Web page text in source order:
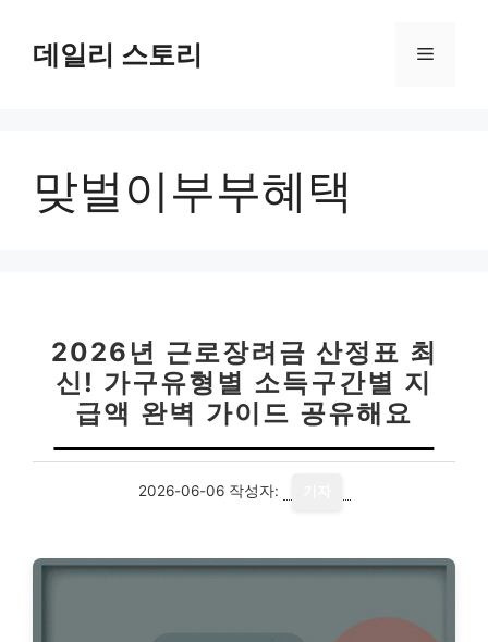
데일리 스토리 메
맞벌이부부혜택
2026년 근로장려금 산정표 최
신! 가구유형별 소득구간별 지
급액 완벽 가이드 공유해요
2026-06-06 작성자: